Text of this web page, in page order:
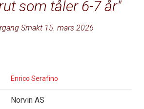
som tåler 6-7 år
Smakt 15. mars 2026
Enrico Serafino
Norvin AS